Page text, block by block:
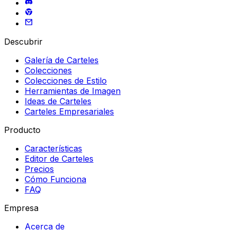
Descubrir
Galería de Carteles
Colecciones
Colecciones de Estilo
Herramientas de Imagen
Ideas de Carteles
Carteles Empresariales
Producto
Características
Editor de Carteles
Precios
Cómo Funciona
FAQ
Empresa
Acerca de